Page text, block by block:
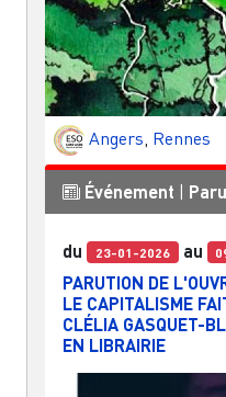
Angers Rennes
Événement
du 23-01-2026 au
PARUTION DE
LE CAPITALISME
CLÉLIA GASQUET-
EN LIBRAIRIE